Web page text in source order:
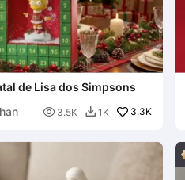
de Lisa dos Simpsons
 3.5K  1K 3.3K